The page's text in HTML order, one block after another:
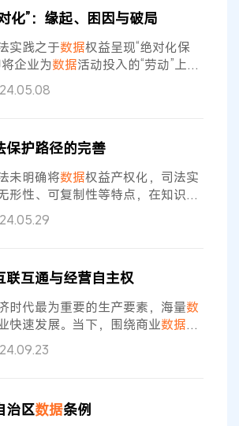
数据依法有序自由流动，根据《中
络安全法》、《中华人民共和国数
化”：缘起、困因与破局
实践之于数据权益呈现“绝对化保
企业为数据活动投入的“劳动”上升
权益的基础，对未经许可的
数均判定构成不正当竞争，已招致
法实践既缺少自洽的逻辑话语体
备的社会解释力，仅仅是对洛克理
解，脱离产业实践与比例原则的
保护路径的完善
未明确将数据权益产权化，司法实
形性、可复制性等特点，在知识产
数据 权益提供了多样化的保护路
法律规则支撑不足、权益边界不
于当前法律并未对数据
定性。本文将在现有法律体系下对
保护路径进行优化探索。 近年来，
联互通与经营自主权
时代最为重要的生产要素，海量数
快速发展。当下，围绕商业数据的
纠纷不断产生，本质上可以归结为
，从权益基础层面，
正当竞争；第三，从权益行使层
治区数据条例